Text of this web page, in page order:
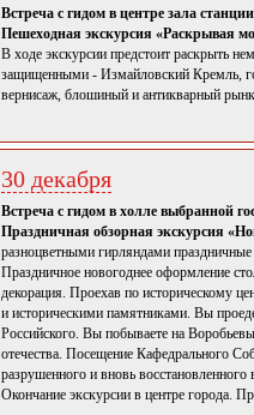
Встреча с гидом в центре зала
Пешеходная экскурсия «Раскрывая
В ходе экскурсии предстоит раскрыть
защищенными - Измайловский Кремль,
вернисаж, блошиный и антикварный
30 декабря
Встреча с гидом в холле выбранной
Праздничная обзорная экскурсия
разноцветными гирляндами
Праздничное новогоднее оформление
декорация. Проехав по историческому
и историческими памятниками. Вы
Российского. Вы побываете на
отечества. Посещение Кафедрального
разрушенного и вновь
Окончание экскурсии в центре города.